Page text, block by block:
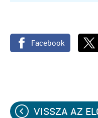
Facebook
VISSZA AZ